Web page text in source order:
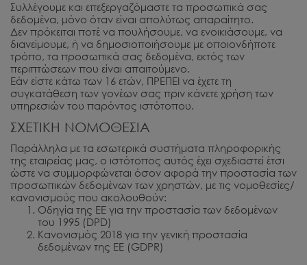
Συλλέγουμε και επεξεργαζόμαστε τα προσωπικά σας
δεδομένα, μόνο όταν είναι απολύτως απαραίτητο.
Δεν πρόκειται ποτέ να πουλήσουμε, να ενοικιάσουμε, να
διανείμουμε, ή να δημοσιοποιήσουμε με οποιονδήποτε
τρόπο, τα προσωπικά σας δεδομένα, εκτός των
περιπτώσεων που είναι απαιτούμενο.
Εάν είστε κάτω των 16 ετών, ΠΡΕΠΕΙ να έχετε τη
συγκατάθεση των γονέων σας πριν κάνετε χρήση των
υπηρεσιών του παρόντος ιστότοπου.
ΣΧΕΤΙΚΗ ΝΟΜΟΘΕΣΙΑ
Παράλληλα με τα εσωτερικά συστήματα πληροφορικής
της εταιρείας μας, ο ιστότοπος αυτός έχει σχεδιαστεί έτσι
ώστε να συμμορφώνεται όσον αφορά την προστασία των
προσωπικών δεδομένων των χρηστών, με τις νομοθεσίες/
κανονισμούς που ακολουθούν:
Οδηγία της ΕΕ για την προστασία των δεδομένων
του 1995 (DPD)
Κανονισμός 2018 για την γενική προστασία
δεδομένων της ΕΕ (GDPR)